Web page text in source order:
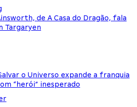
de A Casa do Dragão, fala
Targaryen
o Universo expande a franquia
“herói” inesperado